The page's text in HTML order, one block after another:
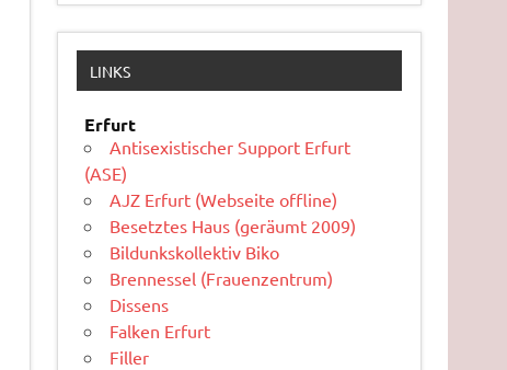
LINKS
Erfurt
Antisexistischer Support Erfurt
(ASE)
AJZ Erfurt (Webseite offline)
Besetztes Haus (geräumt 2009)
Bildunkskollektiv Biko
Brennessel (Frauenzentrum)
Dissens
Falken Erfurt
Filler